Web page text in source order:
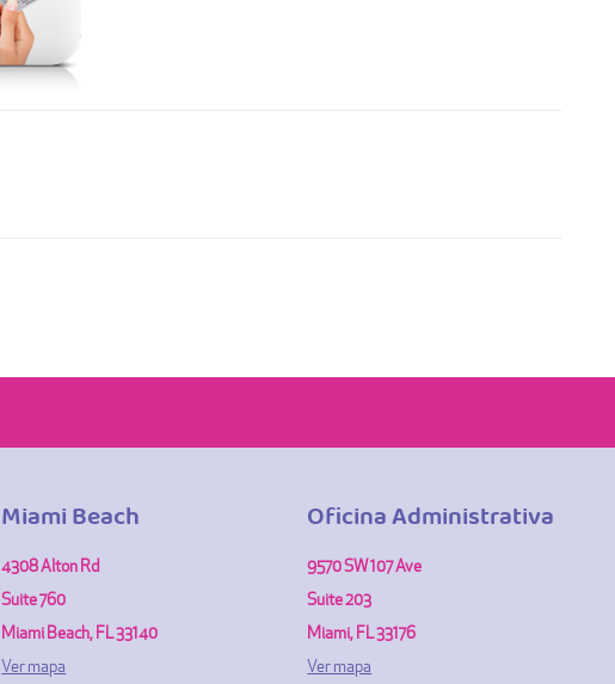
Miami Beach
4308 Alton Rd
Suite 760
Miami Beach, FL 33140
Ver mapa
Oficina Administrativa
9570 SW 107 Ave
Suite 203
Miami, FL 33176
Ver mapa